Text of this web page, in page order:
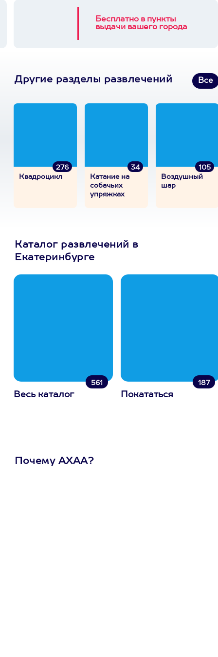
Бесплатно в пункты
выдачи вашего города
Другие разделы развлечений Все
276
Квадроцикл
34
Катание на
собачьих
упряжках
105
Воздушный
шар
Каталог развлечений в
Екатеринбурге
561
Весь каталог
187
Покататься
Почему АХАА?